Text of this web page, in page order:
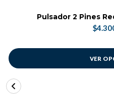
Pulsador 2 Pines
VER